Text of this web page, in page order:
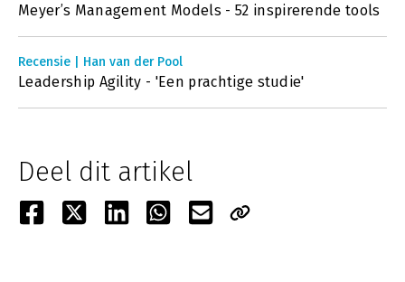
Meyer’s Management Models - 52 inspirerende tools
Recensie | Han van der Pool
Leadership Agility - 'Een prachtige studie'
Deel dit artikel